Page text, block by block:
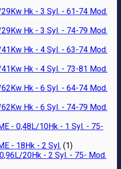
Hk - 3 Syl. - 61-74 Mod.
Hk - 3 Syl. - 74-79 Mod.
Hk - 4 Syl. - 63-74 Mod.
Hk - 4 Syl. - 73-81 Mod.
Hk - 6 Syl. - 64-74 Mod.
Hk - 6 Syl. - 74-79 Mod.
- 0,48L/10Hk - 1 Syl. - 75-
- 18Hk - 2 Syl. (1)
20Hk - 2 Syl. - 75- Mod.